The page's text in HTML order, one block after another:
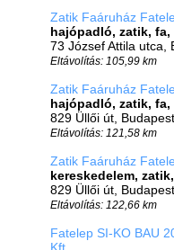
Zatik Faáruház
hajópadló, zatik, fa,
73 József Attila utca,
Eltávolítás: 105,99 km
Zatik Faáruház
hajópadló, zatik, fa,
829 Üllői út,
Eltávolítás: 121,58 km
Zatik Faáruház
kereskedelem,
829 Üllői út,
Eltávolítás: 122,66 km
Fatelep SI-KO BAU